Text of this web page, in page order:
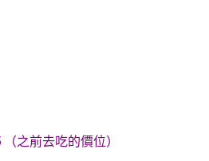
之前去吃的價位）